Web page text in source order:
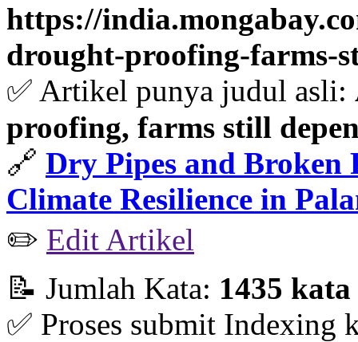
https://
drought-proofing-farms-
✅ Artikel punya judul asli:
proofing, farms still
🔗 Dry Pipes and Broken
Climate Resilience in
✏️ Edit Artikel
📝 Jumlah Kata: 1435 kata
✅ Proses submit Indexing